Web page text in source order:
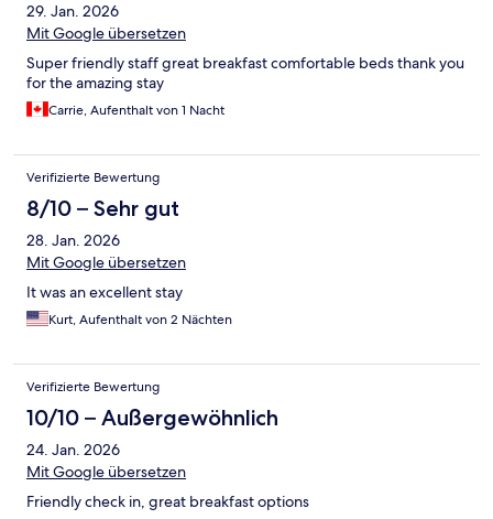
29. Jan. 2026
Mit Google übersetzen
Super friendly staff great breakfast comfortable beds thank you
for the amazing stay
Carrie, Aufenthalt von 1 Nacht
Verifizierte Bewertung
8/10 – Sehr gut
28. Jan. 2026
Mit Google übersetzen
It was an excellent stay
Kurt, Aufenthalt von 2 Nächten
Verifizierte Bewertung
10/10 – Außergewöhnlich
24. Jan. 2026
Mit Google übersetzen
Friendly check in, great breakfast options